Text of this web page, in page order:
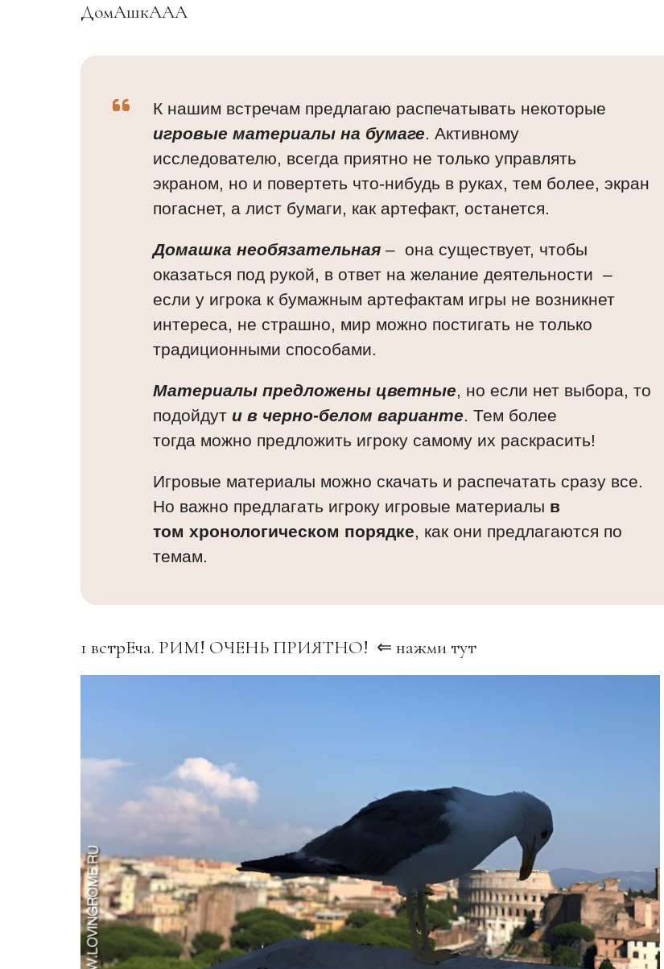
ДомАшкААА
К нашим встречам предлагаю распечатывать некоторые
игровые материалы на бумаге. Активному
исследователю, всегда приятно не только управлять
экраном, но и повертеть что-нибудь в руках, тем более, экран
погаснет, а лист бумаги, как артефакт, останется.
Домашка необязательная – она существует, чтобы
оказаться под рукой, в ответ на желание деятельности –
если у игрока к бумажным артефактам игры не возникнет
интереса, не страшно, мир можно постигать не только
традиционными способами.
Материалы предложены цветные, но если нет выбора, то
подойдут и в черно-белом варианте. Тем более
тогда можно предложить игроку самому их раскрасить!
Игровые материалы можно скачать и распечатать сразу все.
Но важно предлагать игроку игровые материалы в
том хронологическом порядке, как они предлагаются по
темам.
1 встрЕча. РИМ! ОЧЕНЬ ПРИЯТНО! ⇐ нажми тут